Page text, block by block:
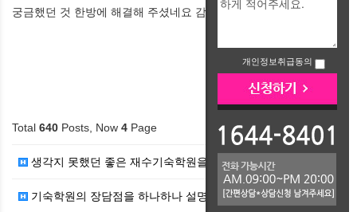
개인정보취급동의
궁금했던 것 한방에 해결해 주셨네요 감사합니다.
Total 640 Posts, Now 4 Page
생각지 못했던 좋은 재수기숙학원을 추천받았네요^^
기숙학원의 장담점을 하나하나 설명해주셔서 너무 감사드립…